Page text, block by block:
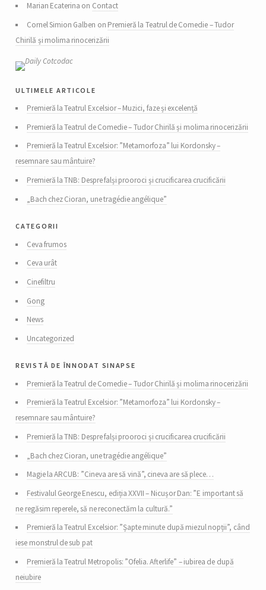
Marian Ecaterina on Contact
Cornel Simion Galben on Premieră la Teatrul de Comedie – Tudor
Chirilă și molima rinocerizării
ultimele articole
Premieră la Teatrul Excelsior – Muzici, faze și excelență
Premieră la Teatrul de Comedie – Tudor Chirilă și molima rinocerizării
Premieră la Teatrul Excelsior: ”Metamorfoza” lui Kordonsky –
resemnare sau mântuire?
Premieră la TNB: Despre falși prooroci și crucificarea crucificării
„Bach chez Cioran, une tragédie angélique”
categorii
Ceva frumos
Ceva urât
Cinefiltru
Gong
News
Uncategorized
revistă de înnodat sinapse
Premieră la Teatrul de Comedie – Tudor Chirilă și molima rinocerizării
Premieră la Teatrul Excelsior: ”Metamorfoza” lui Kordonsky –
resemnare sau mântuire?
Premieră la TNB: Despre falși prooroci și crucificarea crucificării
„Bach chez Cioran, une tragédie angélique”
Magie la ARCUB: ”Cineva are să vină”, cineva are să plece…
Festivalul George Enescu, ediția XXVII – Nicușor Dan: ”E important să
ne regăsim reperele, să ne reconectăm la cultură.”
Premieră la Teatrul Excelsior: ”Șapte minute după miezul nopții”, când
iese monstrul de sub pat
Premieră la Teatrul Metropolis: ”Ofelia. Afterlife” – iubirea de după
neiubire